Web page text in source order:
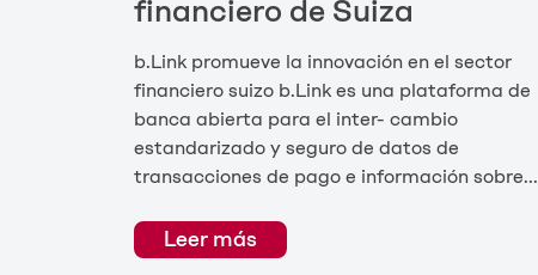
financiero de Suiza
b.Link promueve la innovación en el sector
financiero suizo b.Link es una plataforma de
banca abierta para el inter- cambio
estandarizado y seguro de datos de
transacciones de pago e información sobre...
Leer más